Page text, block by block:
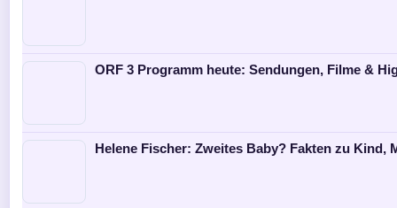
ORF 3 Programm heute: Sendungen, Filme &
Helene Fischer: Zweites Baby? Fakten zu Kind,